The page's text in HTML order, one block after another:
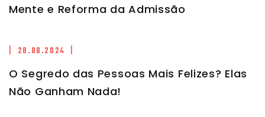
Mente e Reforma da Admissão
| 28.08.2024 |
O Segredo das Pessoas Mais Felizes? Elas
Não Ganham Nada!